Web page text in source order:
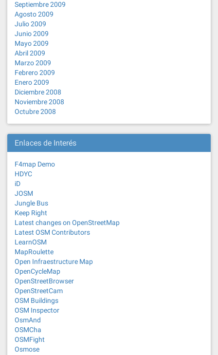
Septiembre 2009
Agosto 2009
Julio 2009
Junio 2009
Mayo 2009
Abril 2009
Marzo 2009
Febrero 2009
Enero 2009
Diciembre 2008
Noviembre 2008
Octubre 2008
Enlaces de Interés
F4map Demo
HDYC
iD
JOSM
Jungle Bus
Keep Right
Latest changes on OpenStreetMap
Latest OSM Contributors
LearnOSM
MapRoulette
Open Infraestructure Map
OpenCycleMap
OpenStreetBrowser
OpenStreetCam
OSM Buildings
OSM Inspector
OsmAnd
OSMCha
OSMFight
Osmose